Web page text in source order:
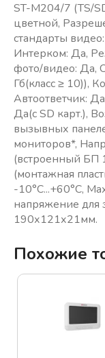
ST-M204/7 (TS/
цветной,
стандарты
Интерком: Да,
фото/видео: Да,
Гб(класс ≥ 10)),
Автоответчик:
Да(с SD карт.),
вызывных
мониторов*,
(встроенный БП
(монтажная
-10°С...+60°С,
напряжение для
190х121х21мм.
Похожие